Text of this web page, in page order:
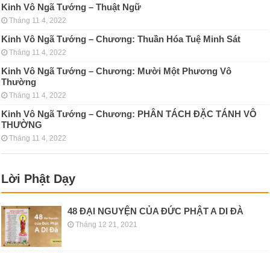
Kinh Vô Ngã Tướng – Thuật Ngữ
Tháng 11 4, 2022
Kinh Vô Ngã Tướng – Chương: Thuần Hóa Tuệ Minh Sát
Tháng 11 4, 2022
Kinh Vô Ngã Tướng – Chương: Mười Một Phương Vô
Thường
Tháng 11 4, 2022
Kinh Vô Ngã Tướng – Chương: PHÂN TÁCH ÐẶC TÁNH VÔ
THƯỜNG
Tháng 11 4, 2022
Lời Phật Dạy
48 ĐẠI NGUYỆN CỦA ĐỨC PHẬT A DI ĐÀ
Tháng 12 21, 2021